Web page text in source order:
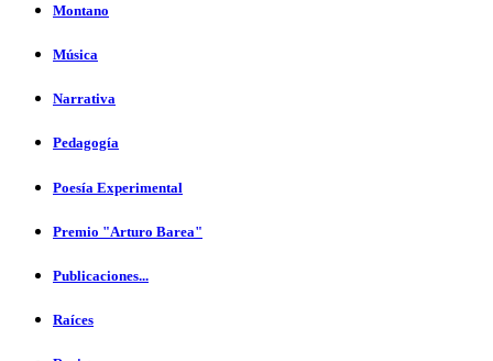
Montano
Música
Narrativa
Pedagogía
Poesía Experimental
Premio "Arturo Barea"
Publicaciones...
Raíces